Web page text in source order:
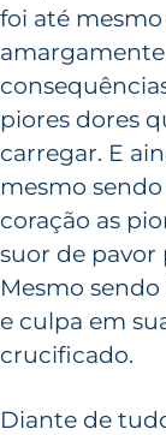
foi até
piores dores
carregar. E
mesmo
coração as
suor de pavor
Mesmo
e culpa em
crucificado.
Diante de